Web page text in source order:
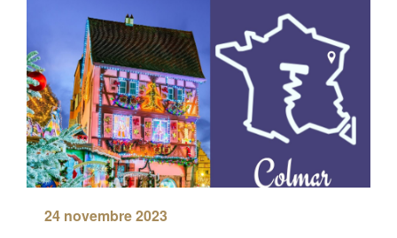
24 novembre 2023